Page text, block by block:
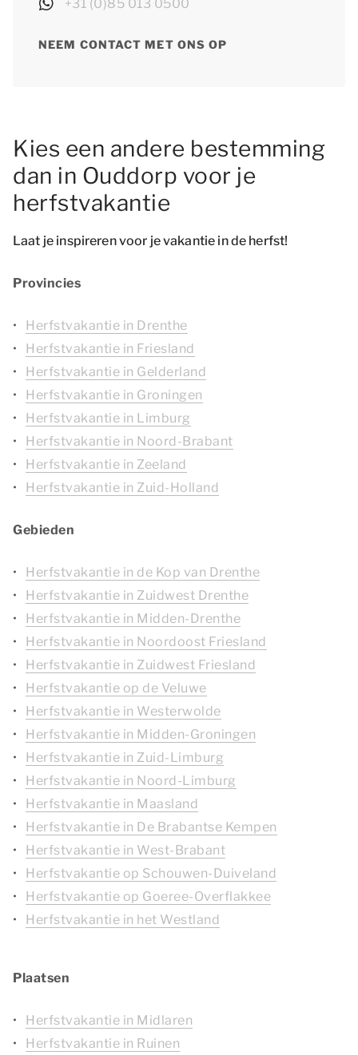
+31 (0)85 013 0500
NEEM CONTACT MET ONS OP
Kies een andere bestemming
dan in Ouddorp voor je
herfstvakantie
Laat je inspireren voor je vakantie in de herfst!
Provincies
Herfstvakantie in Drenthe
Herfstvakantie in Friesland
Herfstvakantie in Gelderland
Herfstvakantie in Groningen
Herfstvakantie in Limburg
Herfstvakantie in Noord-Brabant
Herfstvakantie in Zeeland
Herfstvakantie in Zuid-Holland
Gebieden
Herfstvakantie in de Kop van Drenthe
Herfstvakantie in Zuidwest Drenthe
Herfstvakantie in Midden-Drenthe
Herfstvakantie in Noordoost Friesland
Herfstvakantie in Zuidwest Friesland
Herfstvakantie op de Veluwe
Herfstvakantie in Westerwolde
Herfstvakantie in Midden-Groningen
Herfstvakantie in Zuid-Limburg
Herfstvakantie in Noord-Limburg
Herfstvakantie in Maasland
Herfstvakantie in De Brabantse Kempen
Herfstvakantie in West-Brabant
Herfstvakantie op Schouwen-Duiveland
Herfstvakantie op Goeree-Overflakkee
Herfstvakantie in het Westland
Plaatsen
Herfstvakantie in Midlaren
Herfstvakantie in Ruinen